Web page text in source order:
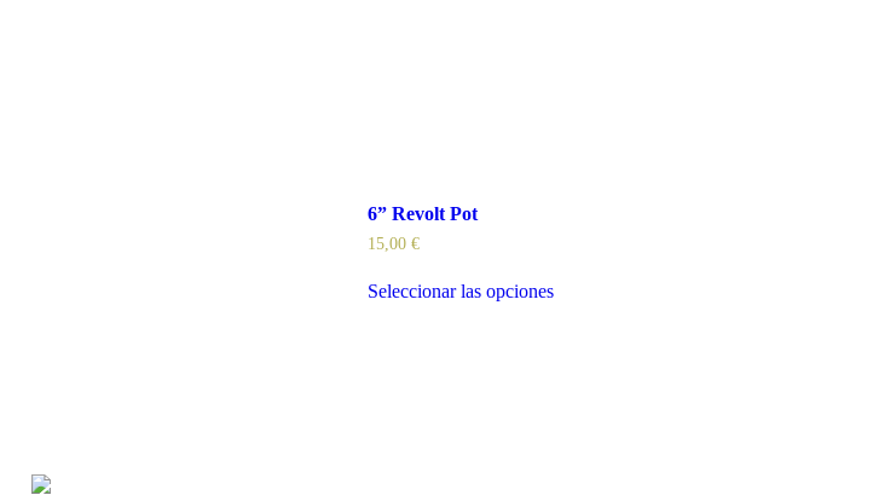
6” Revolt Pot
15,00 €
Seleccionar las opciones